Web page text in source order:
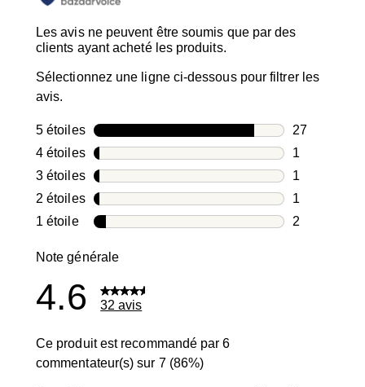
Les avis ne peuvent être soumis que par des
clients ayant acheté les produits.
Sélectionnez une ligne ci-dessous pour filtrer les
avis.
5 étoilesétoiles
27
27 avis
4 étoilesétoiles
1
1 avis avec
3 étoilesétoiles
1
1 avis avec
2 étoilesétoiles
1
1 avis avec
1 étoileétoiles
2
Note générale
4.6 32 avis
Ce produit est recommandé par 6
commentateur(s) sur 7 (86%)